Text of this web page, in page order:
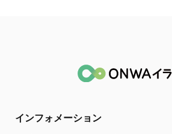
インフォメーション